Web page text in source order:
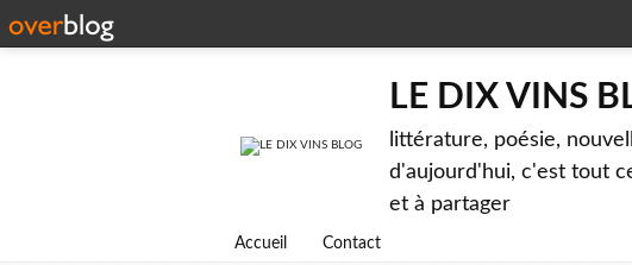
LE DIX VINS
littérature, poésie,
d'aujourd'hui, c'est tout
et à partager
Accueil Contact